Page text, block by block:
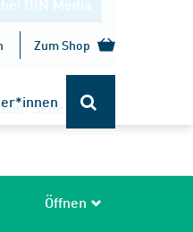
Zum Shop
DIN Media
Zum Seitenanfang
Öffnen